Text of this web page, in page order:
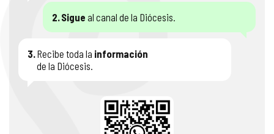
2.Sigue al canal de la Diócesis.
3.Recibe toda la información
de la Diócesis.